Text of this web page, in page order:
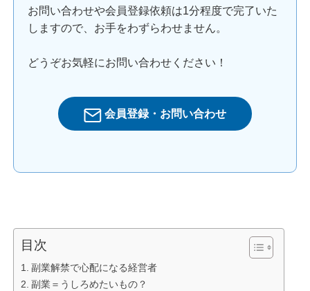
お問い合わせや会員登録依頼は1分程度で完了いた
しますので、お手をわずらわせません。
どうぞお気軽にお問い合わせください！
会員登録・お問い合わせ
目次
副業解禁で心配になる経営者
副業＝うしろめたいもの？